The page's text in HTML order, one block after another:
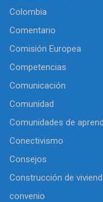
Colombia
Comentario
Comisión Europea
Competencias
Comunicación
Comunidad
Comunidades de
Conectivismo
Consejos
Construcción de
convenio